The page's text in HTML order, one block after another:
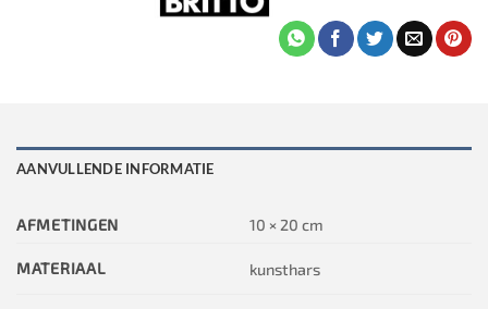
AANVULLENDE INFORMATIE
AFMETINGEN 10 × 20 cm
MATERIAAL kunsthars